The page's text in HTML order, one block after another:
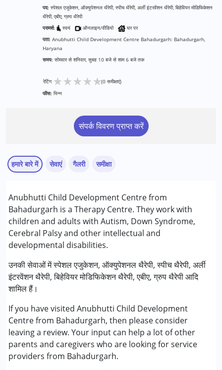
पद: स्पेशल एजुकेशन, ऑक्युपेशनल थैरेपी, स्पीच थैरेपी, अर्ली इंटरवेंशन थैरेपी, बिहेवियर मोडिफिकेशन
थैरेपी, एबीए, ग्रुप थैरेपी
परामर्श:
स्वयं ऑनलाइन/वीडियो
घर पर
पता: Anubhutti Child Development Centre Bahadurgarh: Bahadurgarh,
Haryana
समय: सोमवार से शनिवार, सुबह 10 बजे से शाम 6 बजे तक
रेटिंग ★★★★★(0 समीक्षाएं)
फीस: भिन्न
संपर्क विवरण प्राप्त करें
हमारे बारे में
Anubhutti Child Development Centre from
Bahadurgarh is a Therapy Centre. They work with
children and adults with Autism, Down Syndrome,
Cerebral Palsy and other intellectual and
developmental disabilities.
उनकी सेवाओं में स्पेशल एजुकेशन, ऑक्युपेशनल थैरेपी, स्पीच थैरेपी, अर्ली
इंटरवेंशन थैरेपी, बिहेवियर मोडिफिकेशन थैरेपी, एबीए, ग्रुप थैरेपी आदि
शामिल हैं।
If you have visited Anubhutti Child Development
Centre from Bahadurgarh, then please consider
leaving a review. Your input can help a lot of other
parents and caregivers who are looking for service
providers from Bahadurgarh.
सेवाएं
एबीए थेरेपी
बिहेवियर थेरेपी
बिहेवियर मॉडिफिकेशन
अर्ली इंटरवेंशन
ऑक्यूपेशनल थेरेपी
स्पेशल एजुकेशन
स्पीच थेरेपी
अटेंशन डेफिसिट (हाइपरएक्टिविटी) डिसऑर्डर (एडीडी/एडीएचडी)
ऑटिज्म स्पेक्ट्रम डिसऑर्डर (ए एस डी )
सेरब्रल पाल्सी (सी पी )
डाउन सिंड्रोम (डी एस )
मिर्गी
गैलरी समीक्षा